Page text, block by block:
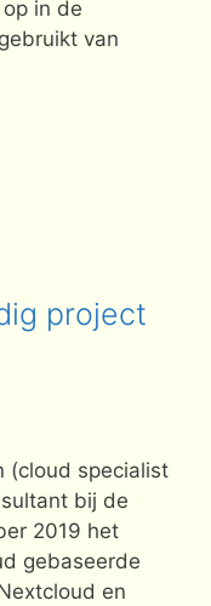
in de
van
project
(cloud specialist
bij de
2019 het
gebaseerde
en